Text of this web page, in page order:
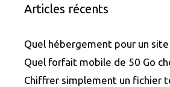
Articles récents
Quel hébergement pour un site
Quel forfait mobile de 50 Go
Chiffrer simplement un fichier